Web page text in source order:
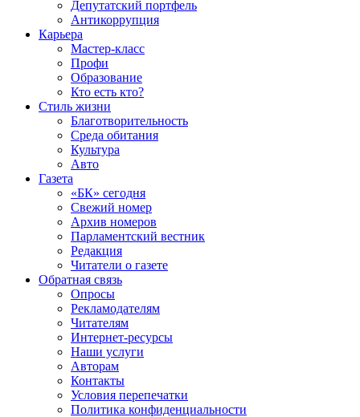
Депутатский портфель
Антикоррупция
Карьера
Мастер-класс
Профи
Образование
Кто есть кто?
Стиль жизни
Благотворительность
Среда обитания
Культура
Авто
Газета
«БК» сегодня
Свежий номер
Архив номеров
Парламентский вестник
Редакция
Читатели о газете
Обратная связь
Опросы
Рекламодателям
Читателям
Интернет-ресурсы
Наши услуги
Авторам
Контакты
Условия перепечатки
Политика конфиденциальности